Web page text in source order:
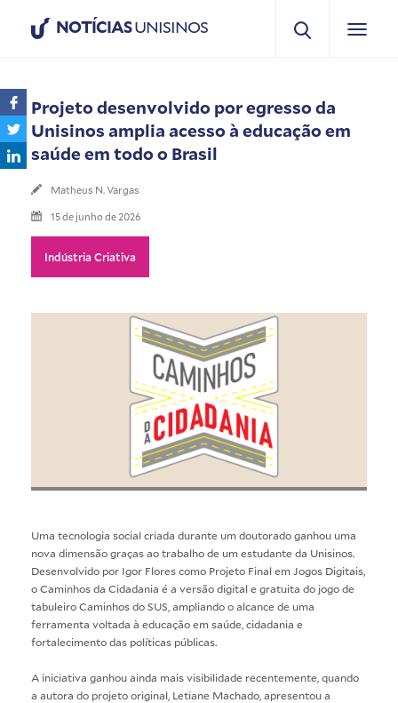
NOTÍCIASUNISINOS
Projeto desenvolvido por egresso da
Unisinos amplia acesso à educação em
saúde em todo o Brasil
Matheus N. Vargas
15 de junho de 2026
Indústria Criativa
Uma tecnologia social criada durante um doutorado ganhou uma
nova dimensão graças ao trabalho de um estudante da Unisinos.
Desenvolvido por Igor Flores como Projeto Final em Jogos Digitais,
o Caminhos da Cidadania é a versão digital e gratuita do jogo de
tabuleiro Caminhos do SUS, ampliando o alcance de uma
ferramenta voltada à educação em saúde, cidadania e
fortalecimento das políticas públicas.
A iniciativa ganhou ainda mais visibilidade recentemente, quando
a autora do projeto original, Letiane Machado, apresentou a